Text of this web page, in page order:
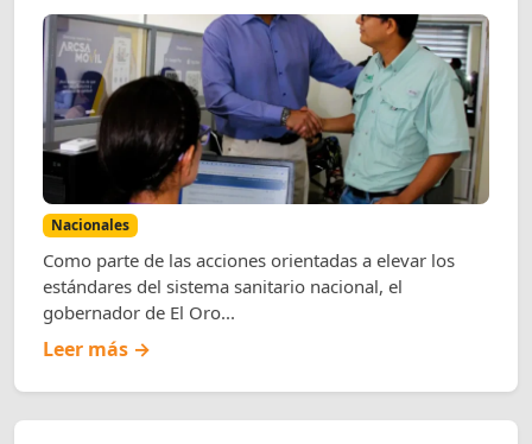
Nacionales
Como parte de las acciones orientadas a elevar los
estándares del sistema sanitario nacional, el
gobernador de El Oro...
Leer más →